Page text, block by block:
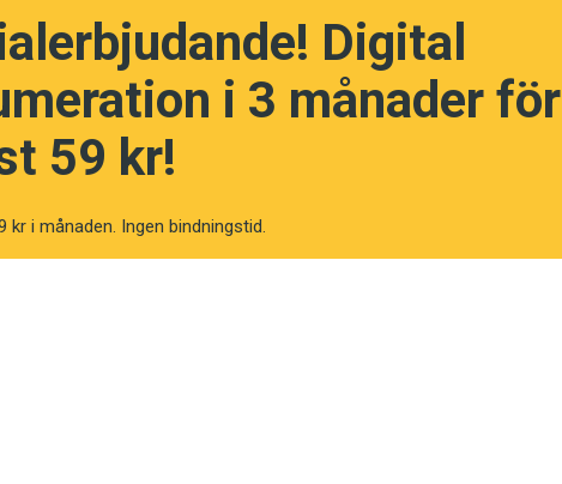
Digital
i 3 månader för
59 kr!
kr i månaden. Ingen bindningstid.